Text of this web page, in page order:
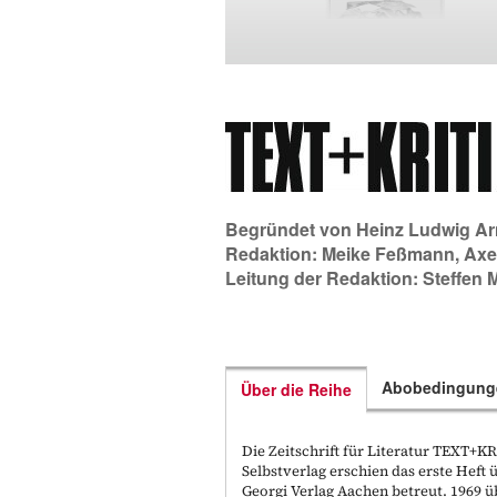
Begründet von Heinz Ludwig
Redaktion: Meike Feßmann,
Leitung der Redaktion: Steffen
Über die Reihe
Die Zeitschrift für Literatur
Selbstverlag erschien das erste Heft
Georgi Verlag Aachen betreut.